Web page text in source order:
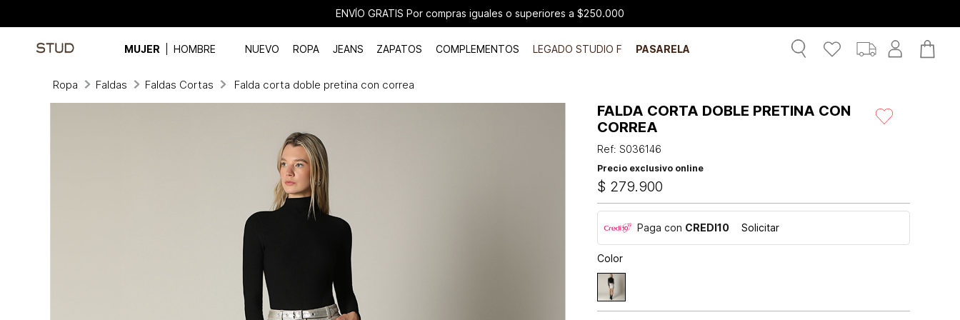
ENVÍO GRATIS Por compras iguales o superiores a $250.000
MUJER HOMBRE NUEVO ROPA JEANS ZAPATOS COMPLEMENTOS LEGADO STUDIO F PASARELA
Ropa Faldas Faldas Cortas Falda corta doble pretina con correa
FALDA CORTA DOBLE PRETINA CON
CORREA
Ref:S036146
Precio exclusivo online
$ 279.900
Paga con CREDI10 Solicitar
Color